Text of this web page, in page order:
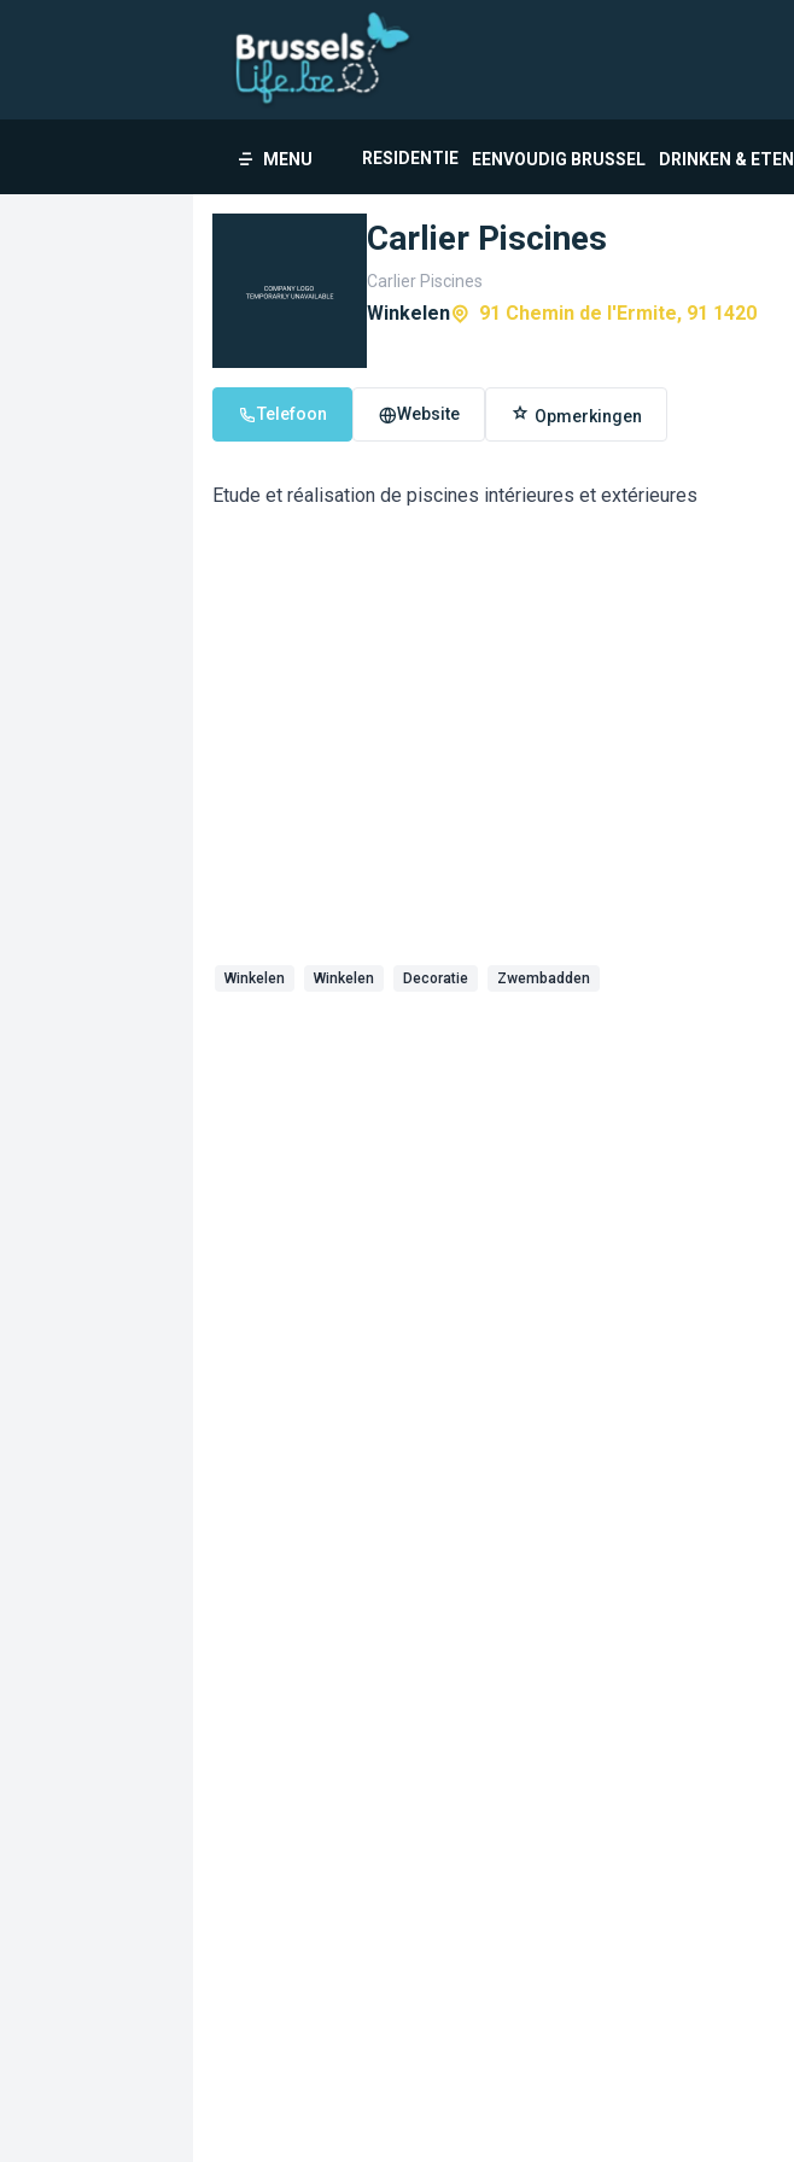
MENU RESIDENTIE EENVOUDIG BRUSSEL DRINKEN & ETEN
Carlier Piscines
Carlier Piscines
Winkelen 91 Chemin de l'Ermite, 91 1420
Telefoon Website Opmerkingen
Etude et réalisation de piscines intérieures et extérieures
Winkelen Winkelen Decoratie Zwembadden